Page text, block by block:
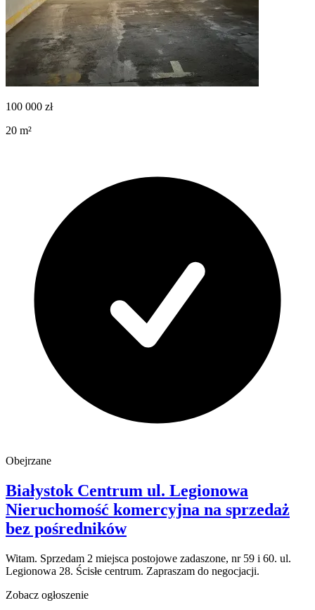
100 000 zł
20 m²
Obejrzane
Białystok Centrum ul. Legionowa
Nieruchomość komercyjna na sprzedaż
bez pośredników
Witam. Sprzedam 2 miejsca postojowe zadaszone, nr 59 i 60. ul.
Legionowa 28. Ścisłe centrum. Zapraszam do negocjacji.
Zobacz ogłoszenie